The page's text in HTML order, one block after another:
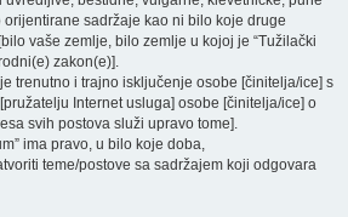
sadržaje kao ni bilo koje druge
vaše zemlje, bilo zemlje u kojoj je “Tužilački
zakon(e)].
trenutno i trajno isključenje osobe [činitelja/ice] s
Internet usluga] osobe [činitelja/ice] o
svih postova služi upravo tome].
ima pravo, u bilo koje doba,
teme/postove sa sadržajem koji odgovara